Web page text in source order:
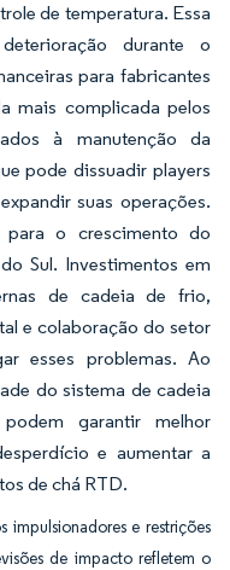
de temperatura. Essa
durante o
para fabricantes
mais complicada pelos
à manutenção da
pode dissuadir players
suas operações.
para o crescimento do
Sul. Investimentos em
de cadeia de frio,
e colaboração do setor
esses problemas. Ao
do sistema de cadeia
garantir melhor
e aumentar a
de chá RTD.
impulsionadores e restrições
de impacto refletem o